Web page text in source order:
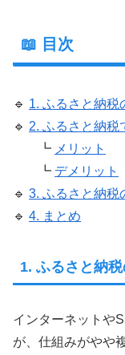
📖 目次
🔹 1. ふるさと納税
🔹 2. ふるさと納税
┗ メリット
┗ デメリット
🔹 3. ふるさと納税
🔹 4. まとめ
1. ふるさと納
インターネットや
が、仕組みがやや